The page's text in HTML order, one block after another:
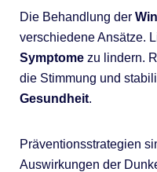
Die Behandlung der
verschiedene Ansätze.
Symptomezu lindern.
die Stimmung und
Gesundheit.
Präventionsstrategien
Auswirkungen der